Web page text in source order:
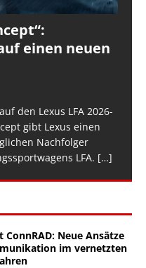
einen neuen
den Lexus LFA 2026-
gibt Lexus einen
Nachfolger
LFA. […]
Neue Ansätze
im vernetzten